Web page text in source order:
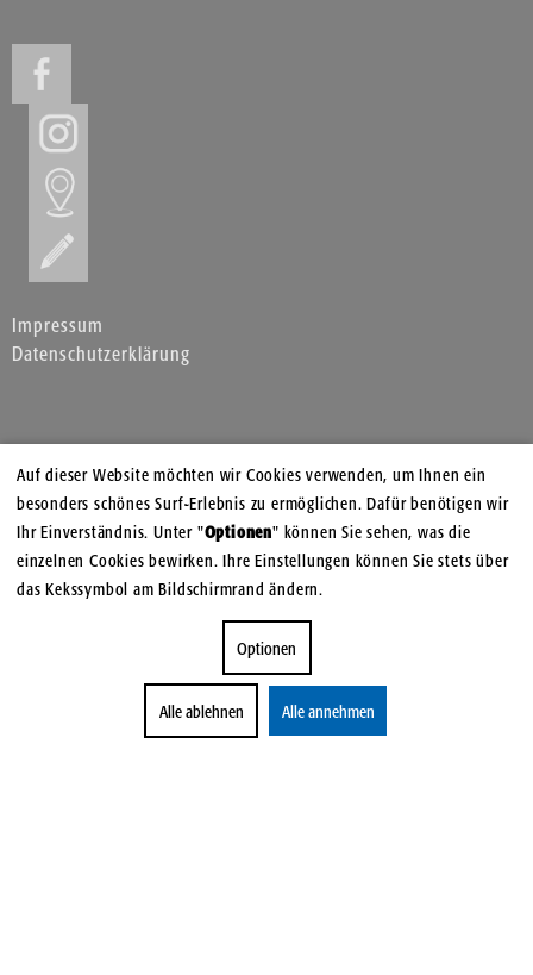
Impressum
Datenschutzerklärung
Auf dieser Website möchten wir Cookies verwenden, um Ihnen ein
besonders schönes Surf-Erlebnis zu ermöglichen. Dafür benötigen wir
Ihr Einverständnis. Unter "Optionen" können Sie sehen, was die
einzelnen Cookies bewirken. Ihre Einstellungen können Sie stets über
das Kekssymbol am Bildschirmrand ändern.
Optionen
Alle ablehnen Alle annehmen